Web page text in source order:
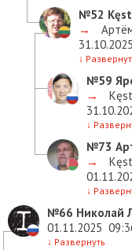
№52
→
31.10.2025
↓
№59
→
↓
№73
→
↓
№66 Николай
01.11.2025
↓ Развернуть